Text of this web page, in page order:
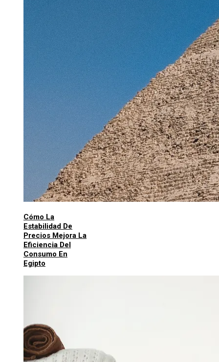
Cómo La
Estabilidad De
Precios Mejora La
Eficiencia Del
Consumo En
Egipto